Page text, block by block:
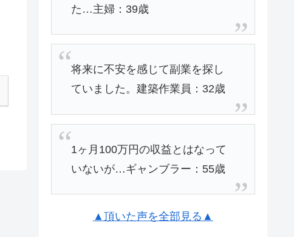
た…主婦：39歳
将来に不安を感じて副業を探し
ていました。建築作業員：32歳
1ヶ月100万円の収益とはなって
いないが…ギャンブラー：55歳
▲頂いた声を全部見る▲